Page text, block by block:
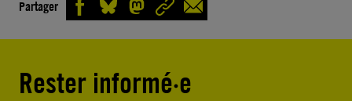
Partager
Rester informé·e